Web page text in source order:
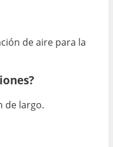
de aire para la
de largo.